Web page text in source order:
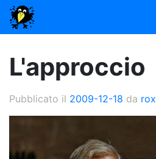
L'approccio
Pubblicato il 2009-12-18 da rox